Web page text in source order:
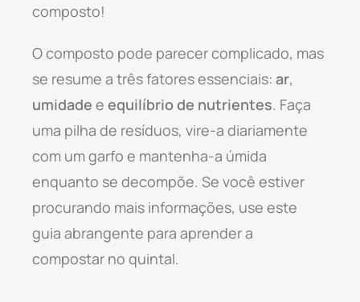
composto!
O composto pode parecer complicado, mas
se resume a três fatores essenciais: ar,
umidade e equilíbrio de nutrientes. Faça
uma pilha de resíduos, vire-a diariamente
com um garfo e mantenha-a úmida
enquanto se decompõe. Se você estiver
procurando mais informações, use este
guia abrangente para aprender a
compostar no quintal.